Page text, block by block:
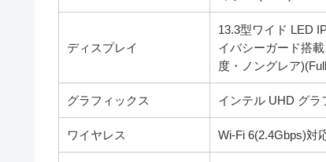
ディスプレイ
13.3型ワイド LED
イバシーガード搭
度・ノングレア
グラフィックス インテル UHD グラ
ワイヤレス Wi-Fi 6(2.4Gbps)対